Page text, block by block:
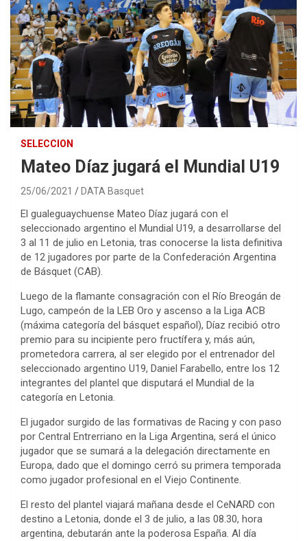
SELECCION
Mateo Díaz jugará el Mundial U19
25/06/2021 DATA Basquet
El gualeguaychuense Mateo Díaz jugará con el
seleccionado argentino el Mundial U19, a desarrollarse del
3 al 11 de julio en Letonia, tras conocerse la lista definitiva
de 12 jugadores por parte de la Confederación Argentina
de Básquet (CAB).
Luego de la flamante consagración con el Río Breogán de
Lugo, campeón de la LEB Oro y ascenso a la Liga ACB
(máxima categoría del básquet español), Díaz recibió otro
premio para su incipiente pero fructífera y, más aún,
prometedora carrera, al ser elegido por el entrenador del
seleccionado argentino U19, Daniel Farabello, entre los 12
integrantes del plantel que disputará el Mundial de la
categoría en Letonia.
El jugador surgido de las formativas de Racing y con paso
por Central Entrerriano en la Liga Argentina, será el único
jugador que se sumará a la delegación directamente en
Europa, dado que el domingo cerró su primera temporada
como jugador profesional en el Viejo Continente.
El resto del plantel viajará mañana desde el CeNARD con
destino a Letonia, donde el 3 de julio, a las 08.30, hora
argentina, debutarán ante la poderosa España. Al día